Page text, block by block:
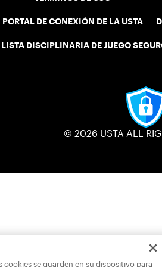
PORTAL DE CONEXIÓN DE LA USTA
LISTA DISCIPLINARIA DE JUEGO
© 2026 USTA ALL
cookies se guarden en su dispositivo para